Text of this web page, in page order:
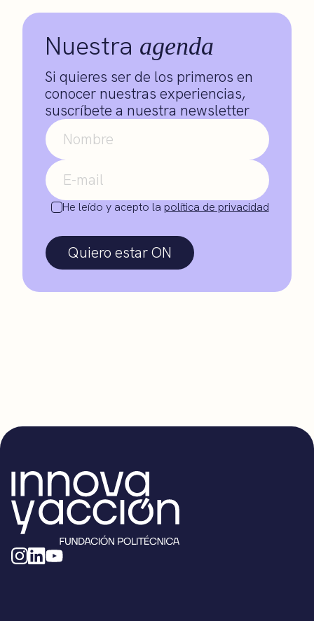
Nuestra agenda
Si quieres ser de los primeros en
conocer nuestras experiencias,
suscríbete a nuestra newsletter
He leído y acepto la política de privacidad
Quiero estar ON